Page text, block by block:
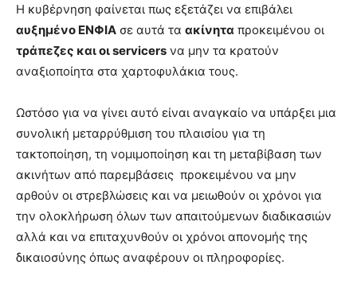
Η κυβέρνηση φαίνεται πως εξετάζει να επιβάλει
αυξημένο ΕΝΦΙΑ σε αυτά τα ακίνητα προκειμένου οι
τράπεζες και οι servicers να μην τα κρατούν
αναξιοποίητα στα χαρτοφυλάκια τους.
Ωστόσο για να γίνει αυτό είναι αναγκαίο να υπάρξει μια
συνολική μεταρρύθμιση του πλαισίου για τη
τακτοποίηση, τη νομιμοποίηση και τη μεταβίβαση των
ακινήτων από παρεμβάσεις προκειμένου να μην
αρθούν οι στρεβλώσεις και να μειωθούν οι χρόνοι για
την ολοκλήρωση όλων των απαιτούμενων διαδικασιών
αλλά και να επιταχυνθούν οι χρόνοι απονομής της
δικαιοσύνης όπως αναφέρουν οι πληροφορίες.